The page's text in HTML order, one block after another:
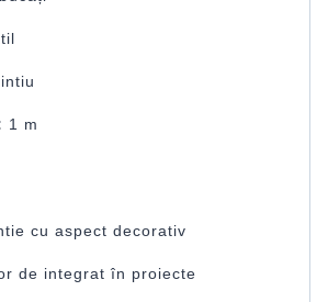
1 m
cu aspect decorativ
de integrat în proiecte